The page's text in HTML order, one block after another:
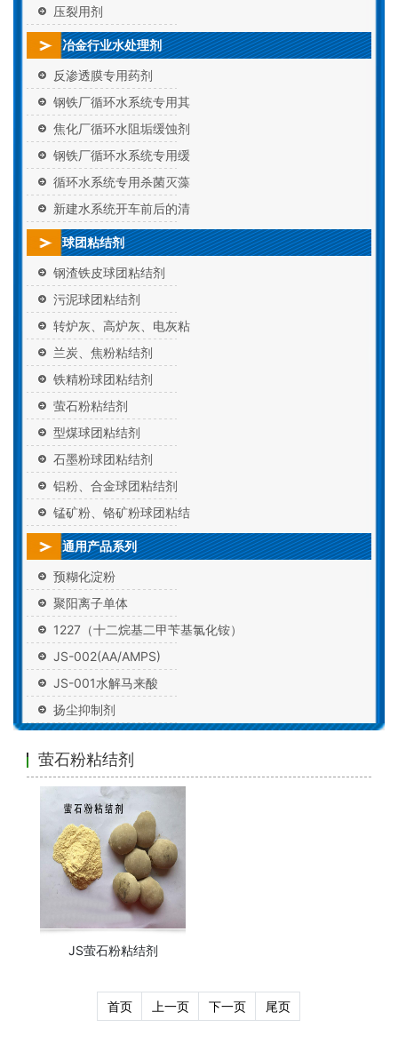
压裂用剂
冶金行业水处理剂
反渗透膜专用药剂
钢铁厂循环水系统专用其
焦化厂循环水阻垢缓蚀剂
钢铁厂循环水系统专用缓
循环水系统专用杀菌灭藻
新建水系统开车前后的清
球团粘结剂
钢渣铁皮球团粘结剂
污泥球团粘结剂
转炉灰、高炉灰、电灰粘
兰炭、焦粉粘结剂
铁精粉球团粘结剂
萤石粉粘结剂
型煤球团粘结剂
石墨粉球团粘结剂
铝粉、合金球团粘结剂
锰矿粉、铬矿粉球团粘结
通用产品系列
预糊化淀粉
聚阳离子单体
1227（十二烷基二甲苄基氯化铵）
JS-002(AA/AMPS)
JS-001水解马来酸
扬尘抑制剂
萤石粉粘结剂
JS萤石粉粘结剂
首页 上一页 下一页 尾页